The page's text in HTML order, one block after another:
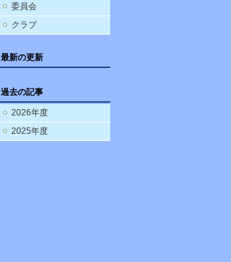
委員会
クラブ
最新の更新
過去の記事
2026年度
2025年度